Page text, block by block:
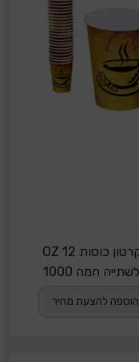
קרטון כוסות 12 OZ
לשתייה חמה 1000
הוספה להצעת מחיר